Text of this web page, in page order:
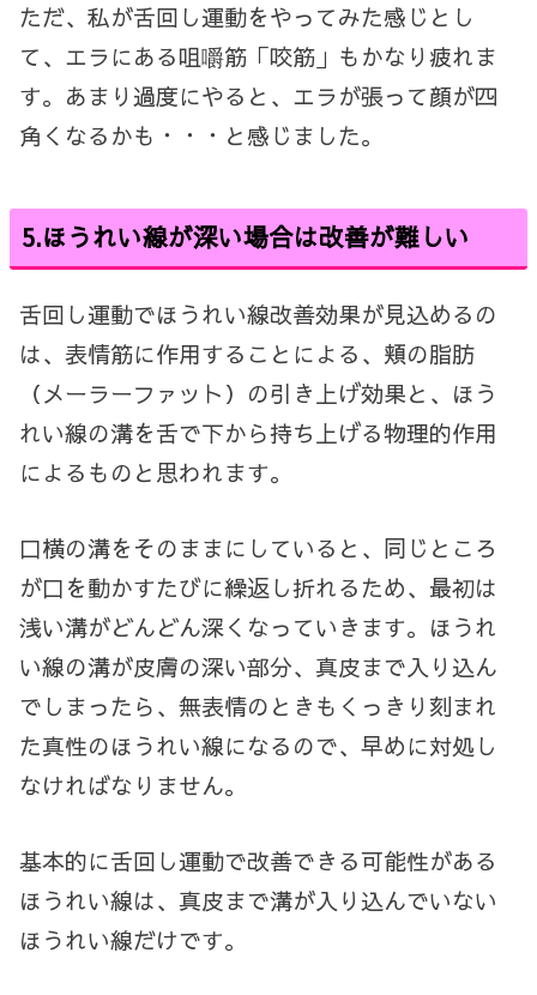
ただ、私が舌回し運動をやってみた感じとし
て、エラにある咀嚼筋「咬筋」もかなり疲れま
す。あまり過度にやると、エラが張って顔が四
角くなるかも・・・と感じました。
5.ほうれい線が深い場合は改善が難しい
舌回し運動でほうれい線改善効果が見込めるの
は、表情筋に作用することによる、頬の脂肪
（メーラーファット）の引き上げ効果と、ほう
れい線の溝を舌で下から持ち上げる物理的作用
によるものと思われます。
口横の溝をそのままにしていると、同じところ
が口を動かすたびに繰返し折れるため、最初は
浅い溝がどんどん深くなっていきます。ほうれ
い線の溝が皮膚の深い部分、真皮まで入り込ん
でしまったら、無表情のときもくっきり刻まれ
た真性のほうれい線になるので、早めに対処し
なければなりません。
基本的に舌回し運動で改善できる可能性がある
ほうれい線は、真皮まで溝が入り込んでいない
ほうれい線だけです。